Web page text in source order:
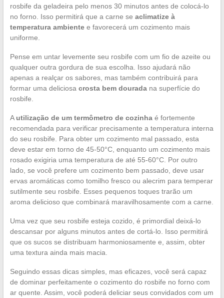
rosbife da geladeira pelo menos 30 minutos antes de colocá-lo
no forno. Isso permitirá que a carne se aclimatize à
temperatura ambientee favorecerá um cozimento mais
uniforme.
Pense em untar levemente seu rosbife com um fio de azeite ou
qualquer outra gordura de sua escolha. Isso ajudará não
apenas a realçar os sabores, mas também contribuirá para
formar uma deliciosa crosta bem douradana superfície do
rosbife.
A utilização de um termômetro de cozinhaé fortemente
recomendada para verificar precisamente a temperatura interna
do seu rosbife. Para obter um cozimento mal passado, esta
deve estar em torno de 45-50°C, enquanto um cozimento mais
rosado exigiria uma temperatura de até 55-60°C. Por outro
lado, se você prefere um cozimento bem passado, deve usar
ervas aromáticas como tomilho fresco ou alecrim para temperar
sutilmente seu rosbife. Esses pequenos toques trarão um
aroma delicioso que combinará maravilhosamente com a carne.
Uma vez que seu rosbife esteja cozido, é primordial deixá-lo
descansar por alguns minutos antes de cortá-lo. Isso permitirá
que os sucos se distribuam harmoniosamente e, assim, obter
uma textura ainda mais macia.
Seguindo essas dicas simples, mas eficazes, você será capaz
de dominar perfeitamente o cozimento do rosbife no forno com
ar quente. Assim, você poderá deliciar seus convidados com um